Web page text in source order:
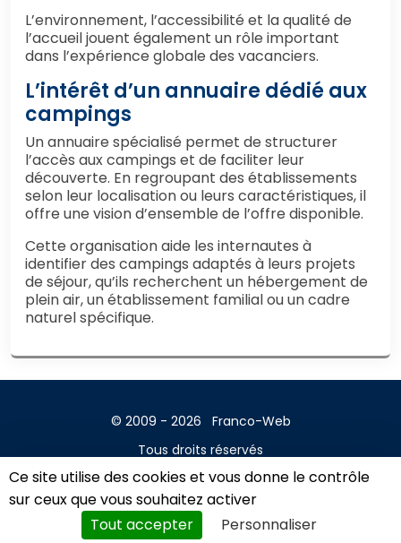
Ce site utilise des cookies et vous donne le contrôle
sur ceux que vous souhaitez activer
Tout accepter
Personnaliser
L’environnement, l’accessibilité et la qualité de
l’accueil jouent également un rôle important
dans l’expérience globale des vacanciers.
L’intérêt d’un annuaire dédié aux
campings
Un annuaire spécialisé permet de structurer
l’accès aux campings et de faciliter leur
découverte. En regroupant des établissements
selon leur localisation ou leurs caractéristiques, il
offre une vision d’ensemble de l’offre disponible.
Cette organisation aide les internautes à
identifier des campings adaptés à leurs projets
de séjour, qu’ils recherchent un hébergement de
plein air, un établissement familial ou un cadre
naturel spécifique.
© 2009 - 2026
Franco-Web
Tous droits réservés
Contact
Mentions légales
A propos